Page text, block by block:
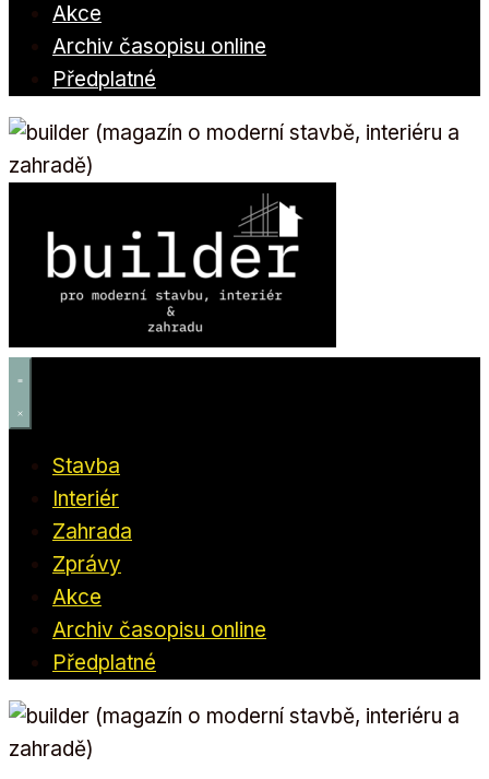
Akce
Archiv časopisu online
Předplatné
Stavba
Interiér
Zahrada
Zprávy
Akce
Archiv časopisu online
Předplatné